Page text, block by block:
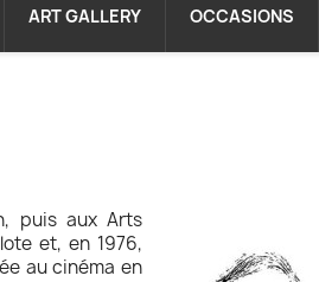
ART GALLERY OCCASIONS
puis aux Arts
et, en 1976,
au cinéma en